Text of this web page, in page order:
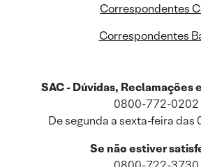
Correspondentes
Correspondentes
SAC - Dúvidas, Reclamações
0800-772-0202
De segunda a sexta-feira das
Se não estiver